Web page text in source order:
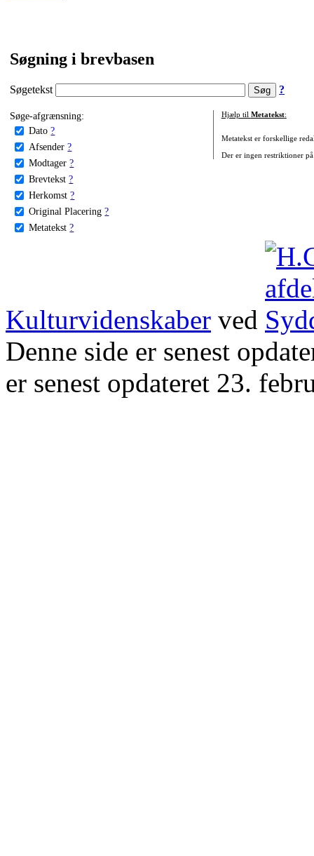
Søgning i brevbasen
Søgetekst ?
Søge-afgrænsning:
Dato ?
Afsender ?
Modtager ?
Brevtekst ?
Herkomst ?
Original Placering ?
Metatekst ?
Hjælp til Metatekst:
Metatekst er forskellige
Der er ingen restriktioner
Kulturvidenskaber ved
Denne side er senest
er senest opdateret 23.